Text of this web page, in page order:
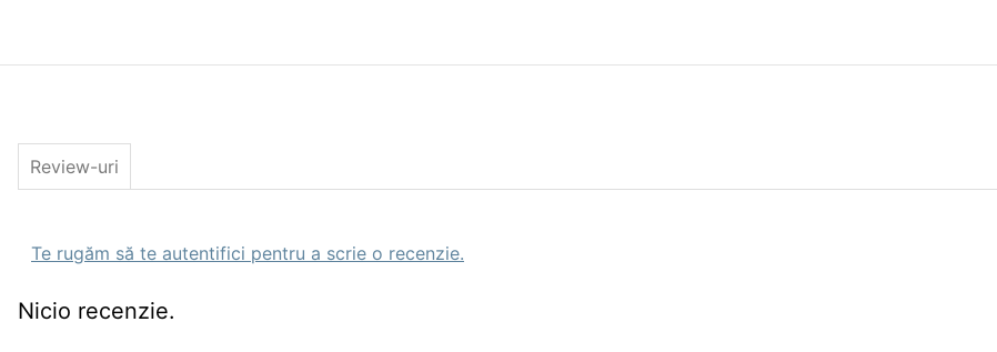
Review-uri
Te rugăm să te autentifici pentru a scrie o recenzie.
Nicio recenzie.